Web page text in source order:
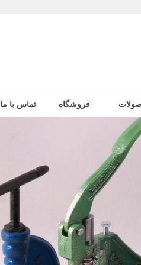
فروشگاه تماس با ما